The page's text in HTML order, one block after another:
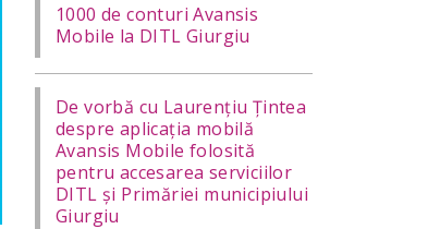
1000 de conturi Avansis
Mobile la DITL Giurgiu
De vorbă cu Laurențiu Țintea
despre aplicația mobilă
Avansis Mobile folosită
pentru accesarea serviciilor
DITL și Primăriei municipiului
Giurgiu